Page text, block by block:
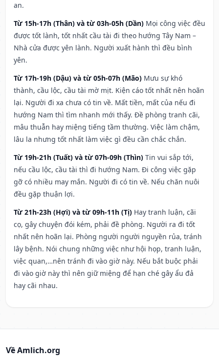
an.
Từ 15h-17h (Thân) và từ 03h-05h (Dần) Mọi công việc đều
được tốt lành, tốt nhất cầu tài đi theo hướng Tây Nam –
Nhà cửa được yên lành. Người xuất hành thì đều bình
yên.
Từ 17h-19h (Dậu) và từ 05h-07h (Mão) Mưu sự khó
thành, cầu lộc, cầu tài mờ mịt. Kiện cáo tốt nhất nên hoãn
lại. Người đi xa chưa có tin về. Mất tiền, mất của nếu đi
hướng Nam thì tìm nhanh mới thấy. Đề phòng tranh cãi,
mâu thuẫn hay miệng tiếng tầm thường. Việc làm chậm,
lâu la nhưng tốt nhất làm việc gì đều cần chắc chắn.
Từ 19h-21h (Tuất) và từ 07h-09h (Thìn) Tin vui sắp tới,
nếu cầu lộc, cầu tài thì đi hướng Nam. Đi công việc gặp
gỡ có nhiều may mắn. Người đi có tin về. Nếu chăn nuôi
đều gặp thuận lợi.
Từ 21h-23h (Hợi) và từ 09h-11h (Tị) Hay tranh luận, cãi
cọ, gây chuyện đói kém, phải đề phòng. Người ra đi tốt
nhất nên hoãn lại. Phòng người người nguyền rủa, tránh
lây bệnh. Nói chung những việc như hội họp, tranh luận,
việc quan,…nên tránh đi vào giờ này. Nếu bắt buộc phải
đi vào giờ này thì nên giữ miệng để hạn ché gây ẩu đả
hay cãi nhau.
Về Amlich.org